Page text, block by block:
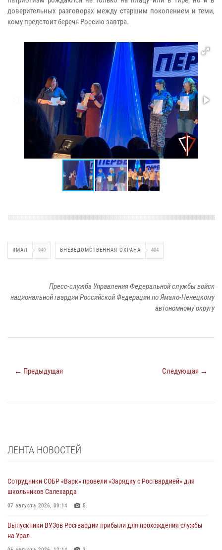
доверительных разговорах между старшим поколением и теми,
кому предстоит беречь Россию завтра.
ЯМАЛ 940 ВНЕВЕДОМСТВЕННАЯ ОХРАНА 404
Пресс-служба Управления Федеральной службы войск
национальной гвардии Российской Федерации по Ямало-Ненецкому
автономному округу
← Предыдущая Следующая →
ЛЕНТА НОВОСТЕЙ
Сотрудники СОБР «Варк» провели «Зарядку с Росгвардией» для
школьников Салехарда
07 августа 2026, 09:14 5
Выпускники ВУЗов Росгвардии прибыли для прохождения службы
на Урал